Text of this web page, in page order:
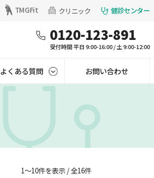
TMGFit クリニック 健診センター
0120-123-891
受付時間 平日 9:00-16:00 / 土 9:00-12:00
よくある質問 お問い合わせ
1〜10件を表示 / 全16件